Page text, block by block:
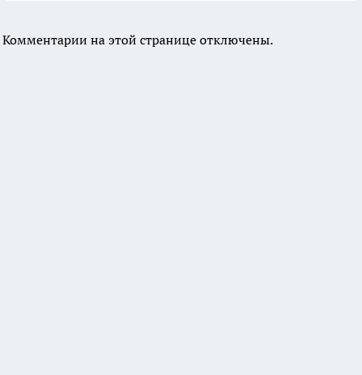
Комментарии на этой странице отключены.